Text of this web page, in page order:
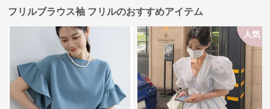
フリルブラウス袖 フリルのおすすめアイテム
人気